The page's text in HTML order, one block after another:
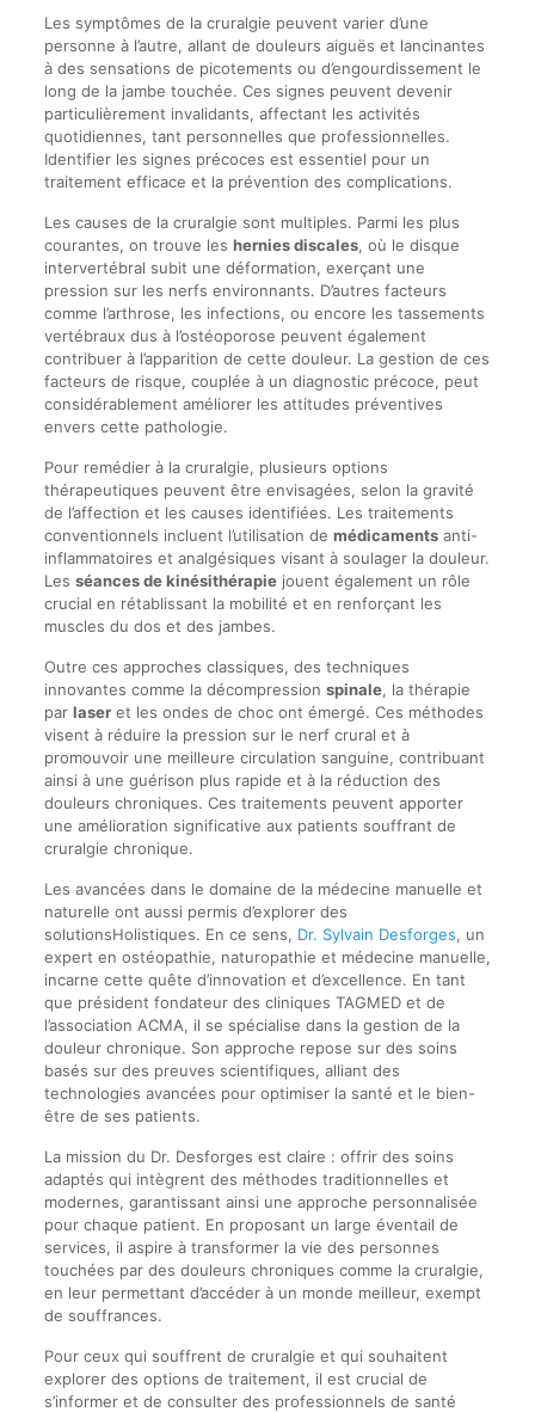
Les symptômes de la cruralgie peuvent varier d’une
personne à l’autre, allant de douleurs aiguës et lancinantes
à des sensations de picotements ou d’engourdissement le
long de la jambe touchée. Ces signes peuvent devenir
particulièrement invalidants, affectant les activités
quotidiennes, tant personnelles que professionnelles.
Identifier les signes précoces est essentiel pour un
traitement efficace et la prévention des complications.
Les causes de la cruralgie sont multiples. Parmi les plus
courantes, on trouve les hernies discales, où le disque
intervertébral subit une déformation, exerçant une
pression sur les nerfs environnants. D’autres facteurs
comme l’arthrose, les infections, ou encore les tassements
vertébraux dus à l’ostéoporose peuvent également
contribuer à l’apparition de cette douleur. La gestion de ces
facteurs de risque, couplée à un diagnostic précoce, peut
considérablement améliorer les attitudes préventives
envers cette pathologie.
Pour remédier à la cruralgie, plusieurs options
thérapeutiques peuvent être envisagées, selon la gravité
de l’affection et les causes identifiées. Les traitements
conventionnels incluent l’utilisation de médicamentsanti-
inflammatoires et analgésiques visant à soulager la douleur.
Les séances de kinésithérapiejouent également un rôle
crucial en rétablissant la mobilité et en renforçant les
muscles du dos et des jambes.
Outre ces approches classiques, des techniques
innovantes comme la décompression spinale, la thérapie
par laseret les ondes de choc ont émergé. Ces méthodes
visent à réduire la pression sur le nerf crural et à
promouvoir une meilleure circulation sanguine, contribuant
ainsi à une guérison plus rapide et à la réduction des
douleurs chroniques. Ces traitements peuvent apporter
une amélioration significative aux patients souffrant de
cruralgie chronique.
Les avancées dans le domaine de la médecine manuelle et
naturelle ont aussi permis d’explorer des
solutionsHolistiques. En ce sens, Dr. Sylvain Desforges, un
expert en ostéopathie, naturopathie et médecine manuelle,
incarne cette quête d’innovation et d’excellence. En tant
que président fondateur des cliniques TAGMED et de
l’association ACMA, il se spécialise dans la gestion de la
douleur chronique. Son approche repose sur des soins
basés sur des preuves scientifiques, alliant des
technologies avancées pour optimiser la santé et le bien-
être de ses patients.
La mission du Dr. Desforges est claire : offrir des soins
adaptés qui intègrent des méthodes traditionnelles et
modernes, garantissant ainsi une approche personnalisée
pour chaque patient. En proposant un large éventail de
services, il aspire à transformer la vie des personnes
touchées par des douleurs chroniques comme la cruralgie,
en leur permettant d’accéder à un monde meilleur, exempt
de souffrances.
Pour ceux qui souffrent de cruralgie et qui souhaitent
explorer des options de traitement, il est crucial de
s’informer et de consulter des professionnels de santé